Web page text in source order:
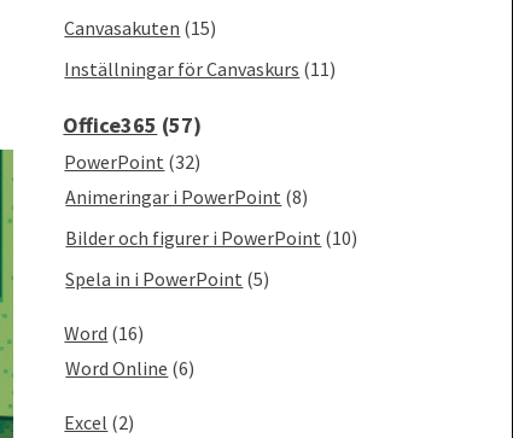
Canvasakuten (15)
Inställningar för Canvaskurs (11)
Office365 (57)
PowerPoint (32)
Animeringar i PowerPoint (8)
Bilder och figurer i PowerPoint (10)
Spela in i PowerPoint (5)
Word (16)
Word Online (6)
Excel (2)